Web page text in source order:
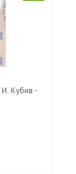
Кубив -